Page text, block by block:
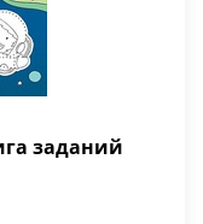
заданий